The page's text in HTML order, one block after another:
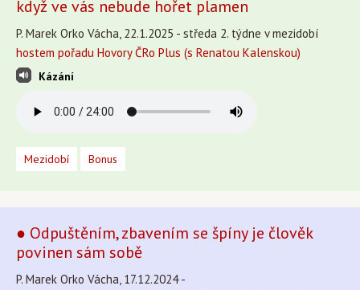
když ve vás nebude hořet plamen
P. Marek Orko Vácha, 22.1.2025 - středa 2. týdne v mezidobí
hostem pořadu Hovory ČRo Plus (s Renatou Kalenskou)
Kázání
Mezidobí Bonus
● Odpuštěním, zbavením se špíny je člověk
povinen sám sobě
P. Marek Orko Vácha, 17.12.2024 -